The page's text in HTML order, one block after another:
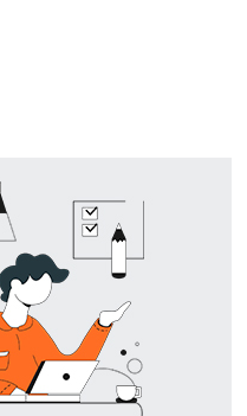
首先，我们要